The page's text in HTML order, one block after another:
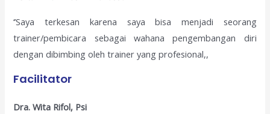
‘’Saya terkesan karena saya bisa menjadi seorang
trainer/pembicara sebagai wahana pengembangan diri
dengan dibimbing oleh trainer yang profesional,,
Facilitator
Dra. Wita Rifol, Psi